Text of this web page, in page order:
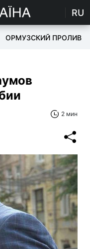
RU
ОРМУЗСКИЙ ПРОЛИВ
2 мин